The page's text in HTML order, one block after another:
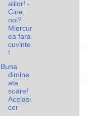
alilor! -
Cine;
noi?
Miercur
ea fara
cuvinte
!
Buna
dimine
ata
soare!
Acelasi
cer